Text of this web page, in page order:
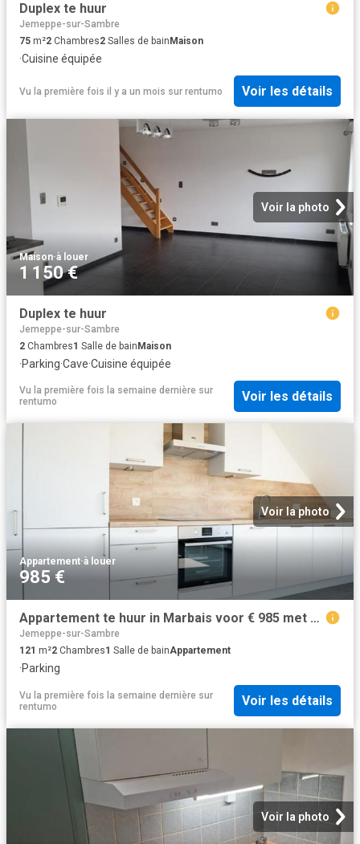
Duplex te huur
Jemeppe-sur-Sambre
75 m²2 Chambres2 Salles de bain Maison
·Cuisine équipée
Vu la première fois il y a un mois sur rentumo Voir les détails
Voir la photo
Maison·à louer
1 150 €
Duplex te huur
Jemeppe-sur-Sambre
2 Chambres1 Salle de bainMaison
·Parking·Cave·Cuisine équipée
Vu la première fois la semaine dernière sur
rentumo
Voir les détails
Voir la photo
Appartement·à louer
985 €
Appartement te huur in Marbais voor € 985 met 2 slaapkamers
Jemeppe-sur-Sambre
121 m²2 Chambres1 Salle de bainAppartement
·Parking
Vu la première fois la semaine dernière sur
rentumo
Voir les détails
Voir la photo